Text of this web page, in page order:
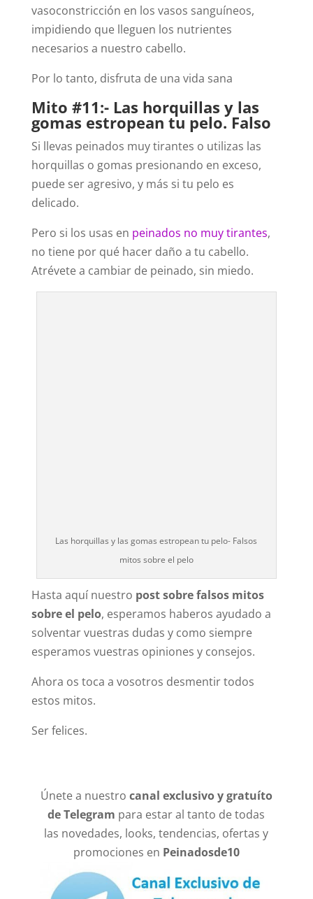
vasoconstricción en los vasos sanguíneos,
impidiendo que lleguen los nutrientes
necesarios a nuestro cabello.
Por lo tanto, disfruta de una vida sana
Mito #11:- Las horquillas y las
gomas estropean tu pelo. Falso
Si llevas peinados muy tirantes o utilizas las
horquillas o gomas presionando en exceso,
puede ser agresivo, y más si tu pelo es
delicado.
Pero si los usas en peinados no muy tirantes,
no tiene por qué hacer daño a tu cabello.
Atrévete a cambiar de peinado, sin miedo.
Las horquillas y las gomas estropean tu pelo- Falsos
mitos sobre el pelo
Hasta aquí nuestro post sobre falsos mitos
sobre el pelo, esperamos haberos ayudado a
solventar vuestras dudas y como siempre
esperamos vuestras opiniones y consejos.
Ahora os toca a vosotros desmentir todos
estos mitos.
Ser felices.
Únete a nuestro canal exclusivo y gratuíto
de Telegram para estar al tanto de todas
las novedades, looks, tendencias, ofertas y
promociones en Peinadosde10